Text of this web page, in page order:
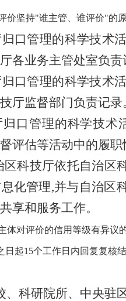
价坚持"谁主管、谁评价"的
归口管理的科学技术
各业务主管处室负责
归口管理的科学技术
厅监督部门负责记录
归口管理的科学技术
评估等活动中的履
区科技厅依托自治区
化管理,并与自治区
享和服务工作。
体对评价的信用等级有异议
日起15个工作日内回复复核
科研院所、 中央驻